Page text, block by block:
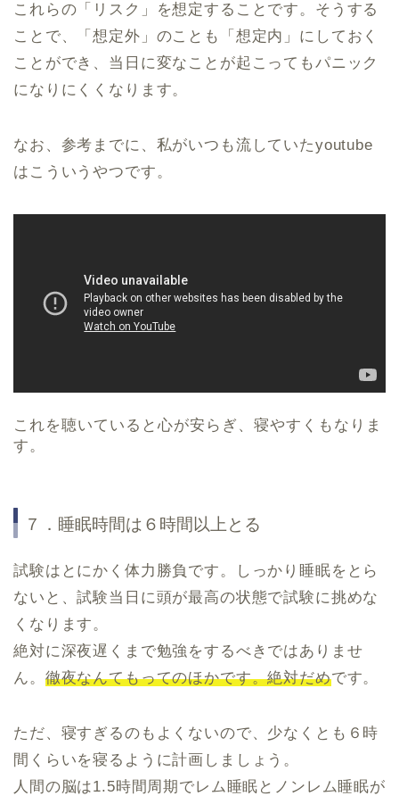
これらの「リスク」を想定することです。そうする
ことで、「想定外」のことも「想定内」にしておく
ことができ、当日に変なことが起こってもパニック
になりにくくなります。
なお、参考までに、私がいつも流していたyoutube
はこういうやつです。
これを聴いていると心が安らぎ、寝やすくもなりま
す。
７．睡眠時間は６時間以上とる
試験はとにかく体力勝負です。しっかり睡眠をとら
ないと、試験当日に頭が最高の状態で試験に挑めな
くなります。
絶対に深夜遅くまで勉強をするべきではありませ
ん。 徹夜なんてもってのほかです。絶対だめです。
ただ、寝すぎるのもよくないので、少なくとも６時
間くらいを寝るように計画しましょう。
人間の脳は1.5時間周期でレム睡眠とノンレム睡眠が